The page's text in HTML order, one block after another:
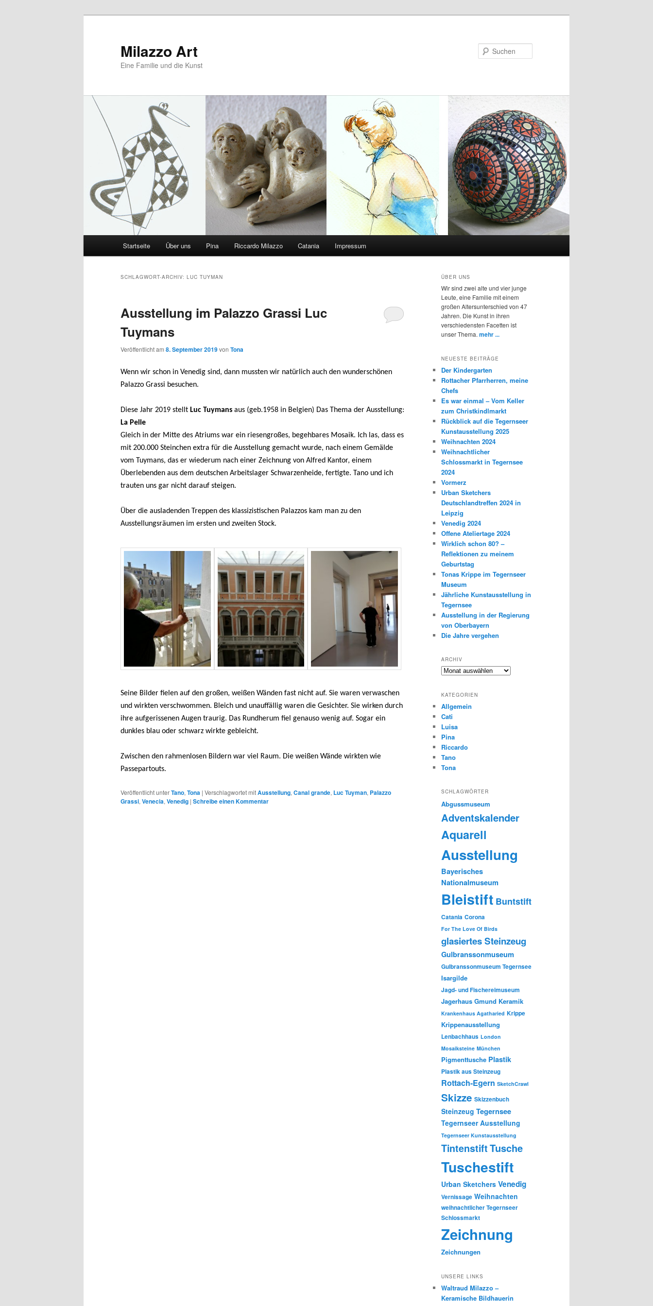
Milazzo Art
Eine Familie und die Kunst
Startseite Über uns Pina Riccardo Milazzo Catania Impressum
SCHLAGWORT-ARCHIV: LUC TUYMAN
Ausstellung im Palazzo Grassi Luc
Tuymans
Veröffentlicht am 8. September 2019von Tona
Wenn wir schon in Venedig sind, dann mussten wir natürlich auch den wunderschönen
Palazzo Grassi besuchen.
Diese Jahr 2019 stellt Luc Tuymans aus (geb.1958 in Belgien) Das Thema der Ausstellung:
La Pelle
Gleich in der Mitte des Atriums war ein riesengroßes, begehbares Mosaik. Ich las, dass es
mit 200.000 Steinchen extra für die Ausstellung gemacht wurde, nach einem Gemälde
vom Tuymans, das er wiederum nach einer Zeichnung von Alfred Kantor, einem
Überlebenden aus dem deutschen Arbeitslager Schwarzenheide, fertigte. Tano und ich
trauten uns gar nicht darauf steigen.
Über die ausladenden Treppen des klassizistischen Palazzos kam man zu den
Ausstellungsräumen im ersten und zweiten Stock.
Seine Bilder fielen auf den großen, weißen Wänden fast nicht auf. Sie waren verwaschen
und wirkten verschwommen. Bleich und unauffällig waren die Gesichter. Sie wirken durch
ihre aufgerissenen Augen traurig. Das Rundherum fiel genauso wenig auf. Sogar ein
dunkles blau oder schwarz wirkte gebleicht.
Zwischen den rahmenlosen Bildern war viel Raum. Die weißen Wände wirkten wie
Passepartouts.
Veröffentlicht unterTano, Tona | Verschlagwortet mitAusstellung, Canal grande, Luc Tuyman, Palazzo
Grassi, Venecia, Venedig | Schreibe einen Kommentar
ÜBER UNS
Wir sind zwei alte und vier junge
Leute, eine Familie mit einem
großen Altersunterschied von 47
Jahren. Die Kunst in ihren
verschiedensten Facetten ist
unser Thema.mehr ...
NEUESTE BEITRÄGE
Der Kindergarten
Rottacher Pfarrherren, meine
Chefs
Es war einmal – Vom Keller
zum Christkindlmarkt
Rückblick auf die Tegernseer
Kunstausstellung 2025
Weihnachten 2024
Weihnachtlicher
Schlossmarkt in Tegernsee
2024
Vormerz
Urban Sketchers
Deutschlandtreffen 2024 in
Leipzig
Venedig 2024
Offene Ateliertage 2024
Wirklich schon 80? –
Reflektionen zu meinem
Geburtstag
Tonas Krippe im Tegernseer
Museum
Jährliche Kunstausstellung in
Tegernsee
Ausstellung in der Regierung
von Oberbayern
Die Jahre vergehen
ARCHIV
Archiv
KATEGORIEN
Allgemein
Cati
Luisa
Pina
Riccardo
Tano
Tona
SCHLAGWÖRTER
Abgussmuseum
Adventskalender
Aquarell
Ausstellung
Bayerisches
Nationalmuseum
Bleistift Buntstift
Catania Corona
For The Love Of Birds
glasiertes Steinzeug
Gulbranssonmuseum
Gulbranssonmuseum Tegernsee
Isargilde
Jagd- und Fischereimuseum
Jagerhaus Gmund Keramik
Krankenhaus Agatharied Krippe
Krippenausstellung
Lenbachhaus London
Mosaiksteine München
Pigmenttusche Plastik
Plastik aus Steinzeug
Rottach-Egern SketchCrawl
Skizze Skizzenbuch
Steinzeug Tegernsee
Tegernseer Ausstellung
Tegernseer Kunstausstellung
TintenstiftTusche
Tuschestift
Urban Sketchers Venedig
Vernissage Weihnachten
weihnachtlicher Tegernseer
Schlossmarkt
Zeichnung
Zeichnungen
UNSERE LINKS
Waltraud Milazzo –
Keramische Bildhauerin